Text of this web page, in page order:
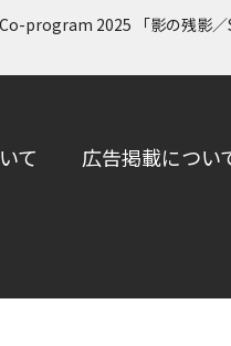
program 2025 「影の残影／
て 広告掲載につい